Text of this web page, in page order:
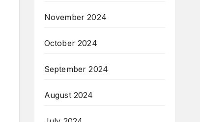
November 2024
October 2024
September 2024
August 2024